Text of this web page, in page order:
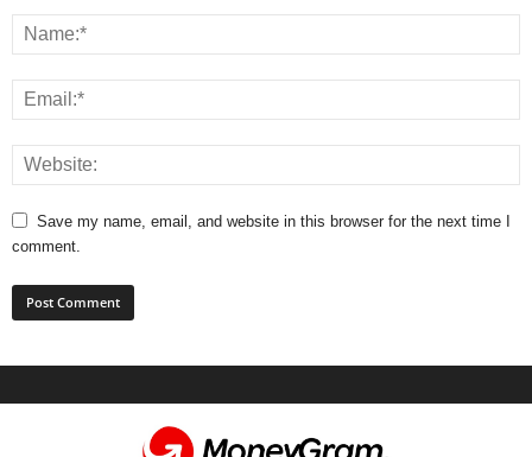
Save my name, email, and website in this browser for the next time I
comment.